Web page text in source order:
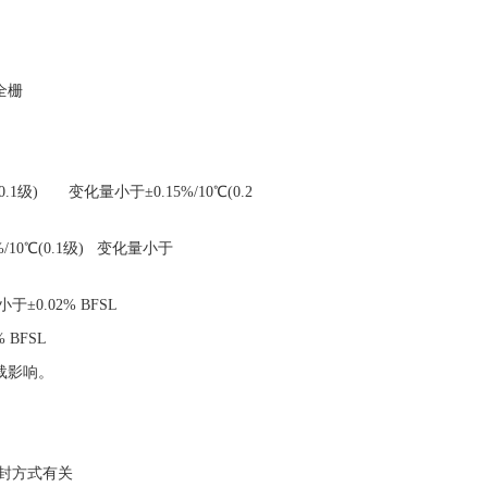
栅
级) 变化量小于±0.15%/10℃(0.2
10℃(0.1级)
变化量小于
于±0.02% BFSL
BFSL
影响。
方式有关